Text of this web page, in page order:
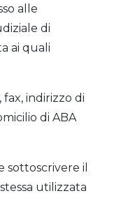
alle
di
ai quali
indirizzo di
di ABA
sottoscrivere il
utilizzata